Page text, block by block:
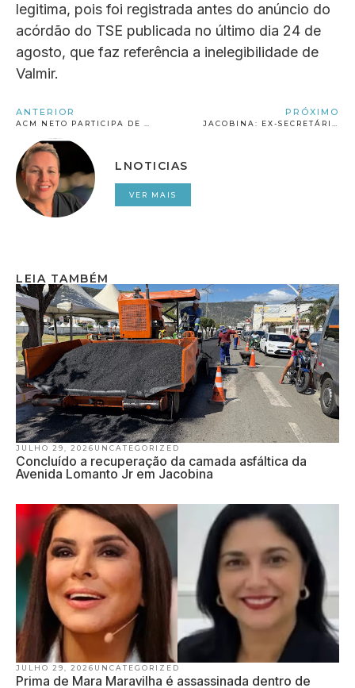
legitima, pois foi registrada antes do anúncio do
acórdão do TSE publicada no último dia 24 de
agosto, que faz referência a inelegibilidade de
Valmir.
ANTERIOR PRÓXIMO
LNOTICIAS
VER MAIS
LEIA TAMBÉM
JULHO 29, 2026 UNCATEGORIZED
Concluído a recuperação da camada asfáltica da
Avenida Lomanto Jr em Jacobina
JULHO 29, 2026 UNCATEGORIZED
Prima de Mara Maravilha é assassinada dentro de